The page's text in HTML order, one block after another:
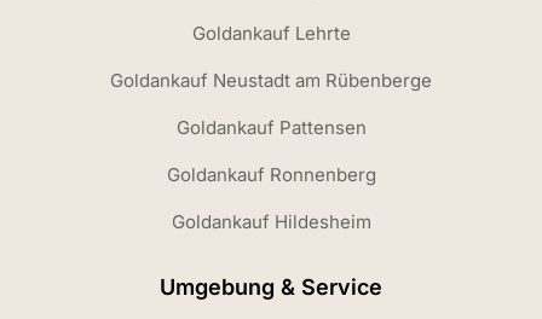
Goldankauf Lehrte
Goldankauf Neustadt am Rübenberge
Goldankauf Pattensen
Goldankauf Ronnenberg
Goldankauf Hildesheim
Umgebung & Service